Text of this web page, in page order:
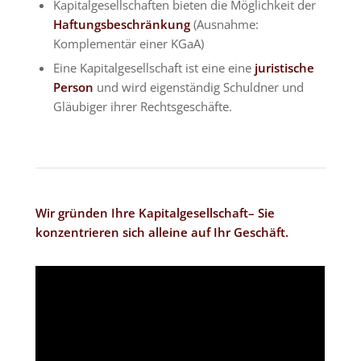
Kapitalgesellschaften bieten die Möglichkeit der
Haftungsbeschränkung (Ausnahme:
Komplementär einer KGaA)
Eine Kapitalgesellschaft ist eine eine juristische
Person und wird eigenständig Schuldner und
Gläubiger ihrer Rechtsgeschäfte.
Wir gründen Ihre Kapitalgesellschaft– Sie
konzentrieren sich alleine auf Ihr Geschäft.